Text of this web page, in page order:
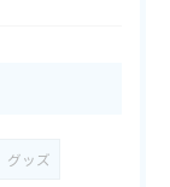
グッズ